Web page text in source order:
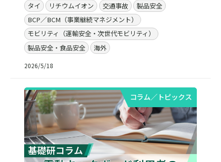
タイ リチウムイオン 交通事故
製品安全
BCP／BCM（事業継続マネジメント）
モビリティ（運輸安全・次世代モビリティ）
製品安全・食品安全
海外
2026/5/18
コラム／トピックス